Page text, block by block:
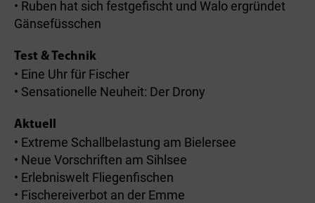
• Ruben hat sich festgefischt und Walo ergründet
Gänsefüsschen
Test & Technik
• Eine Uhr für Fischer
• Sensationelle Neuheit: Der Drony
Aktuell
• Extreme Schallbelastung am Bielersee
• Neue Vorschriften am Sihlsee
• Erlebniswelt Fliegenfischen
• Fischereiverbot an der Emme